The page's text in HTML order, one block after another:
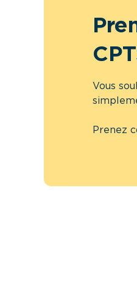
Vous
Prenez